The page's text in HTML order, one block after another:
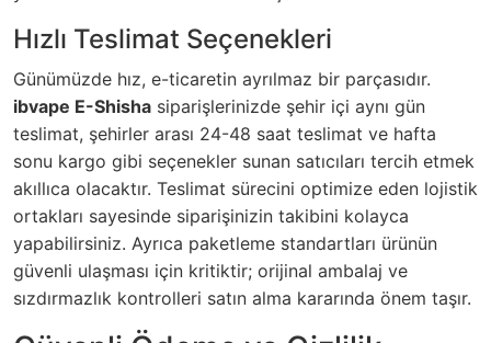
Hızlı Teslimat Seçenekleri
Günümüzde hız, e-ticaretin ayrılmaz bir parçasıdır.
ibvape E-Shisha siparişlerinizde şehir içi aynı gün
teslimat, şehirler arası 24-48 saat teslimat ve hafta
sonu kargo gibi seçenekler sunan satıcıları tercih etmek
akıllıca olacaktır. Teslimat sürecini optimize eden lojistik
ortakları sayesinde siparişinizin takibini kolayca
yapabilirsiniz. Ayrıca paketleme standartları ürünün
güvenli ulaşması için kritiktir; orijinal ambalaj ve
sızdırmazlık kontrolleri satın alma kararında önem taşır.